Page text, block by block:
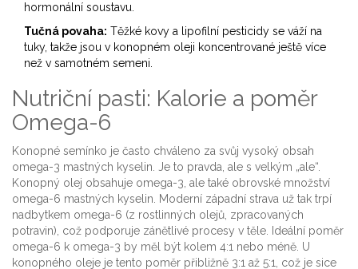
hormonální soustavu.
Tučná povaha: Těžké kovy a lipofilní pesticidy se váží na
tuky, takže jsou v konopném oleji koncentrované ještě více
než v samotném semeni.
Nutriční pasti: Kalorie a poměr
Omega-6
Konopné semínko je často chváleno za svůj vysoký obsah
omega-3 mastných kyselin. Je to pravda, ale s velkým „ale“.
Konopný olej obsahuje omega-3, ale také obrovské množství
omega-6 mastných kyselin. Moderní západní strava už tak trpí
nadbytkem omega-6 (z rostlinných olejů, zpracovaných
potravin), což podporuje zánětlivé procesy v těle. Ideální poměr
omega-6 k omega-3 by měl být kolem 4:1 nebo méně. U
konopného oleje je tento poměr přibližně 3:1 až 5:1, což je sice